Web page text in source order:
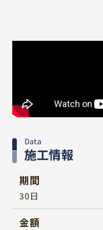
施工情報
Data
期間
30日
金額